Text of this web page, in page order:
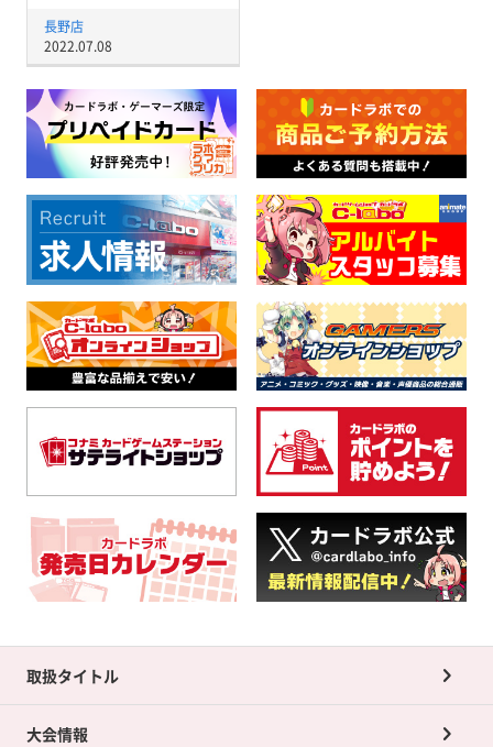
長野店
2022.07.08
取扱タイトル
大会情報